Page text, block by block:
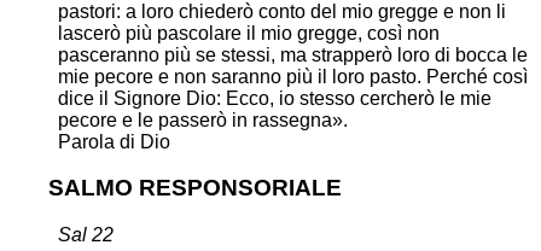
pastori: a loro chiederò conto del mio gregge e non li
lascerò più pascolare il mio gregge, così non
pasceranno più se stessi, ma strapperò loro di bocca le
mie pecore e non saranno più il loro pasto. Perché così
dice il Signore Dio: Ecco, io stesso cercherò le mie
pecore e le passerò in rassegna».
Parola di Dio
SALMO RESPONSORIALE
Sal 22